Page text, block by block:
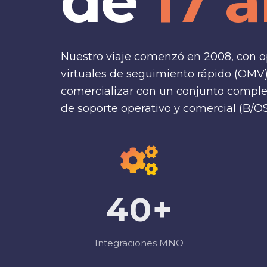
Nuestro viaje comenzó en 2008, con
virtuales de seguimiento rápido
comercializar con un conjunto
de soporte operativo y comercial (B/
0
1
2
3
4
5
0
1
+
Integraciones MNO